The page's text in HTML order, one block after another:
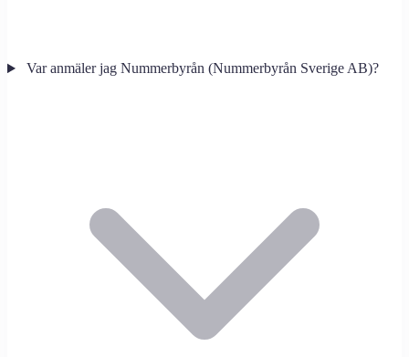
Var anmäler jag Nummerbyrån (Nummerbyrån Sverige AB)?